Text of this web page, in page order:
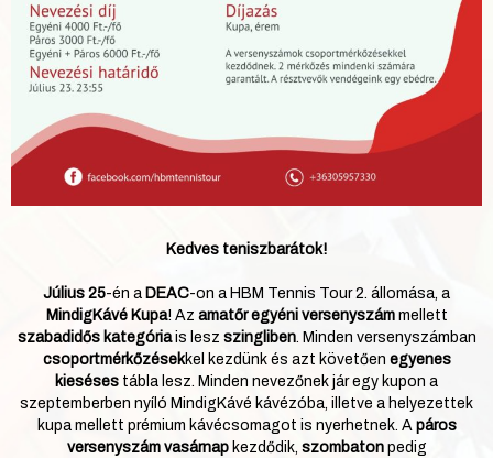
Kedves teniszbarátok!
Július 25-én a DEAC-on a HBM Tennis Tour 2. állomása, a
MindigKávé Kupa! Az amatőr egyéni versenyszámmellett
szabadidős kategóriais lesz szingliben. Minden versenyszámban
csoportmérkőzésekkel kezdünk és azt követően egyenes
kieséses tábla lesz. Minden nevezőnek jár egy kupon a
szeptemberben nyíló MindigKávé kávézóba, illetve a helyezettek
kupa mellett prémium kávécsomagot is nyerhetnek. A páros
versenyszám vasárnapkezdődik, szombatonpedig